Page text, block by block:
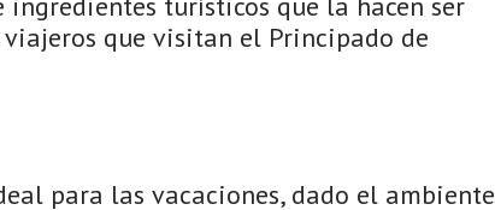
que visitan el Principado de
para las vacaciones, dado el ambiente